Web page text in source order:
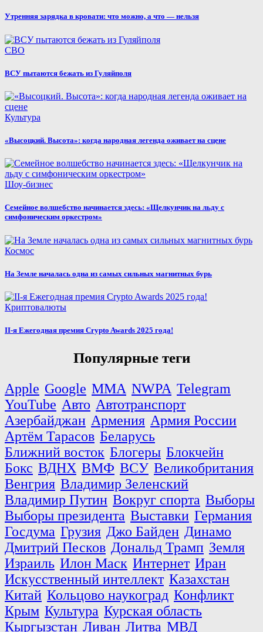
Утренняя зарядка в кровати: что можно, а что — нельзя
СВО
ВСУ пытаются бежать из Гуляйполя
Культура
«Высоцкий. Высота»: когда народная легенда оживает на сцене
Шоу-бизнес
Семейное волшебство начинается здесь: «Щелкунчик на льду с
симфоническим оркестром»
Космос
На Земле началась одна из самых сильных магнитных бурь
Криптовалюты
II-я Ежегодная премия Crypto Awards 2025 года!
Популярные теги
Apple Google MMA NWPA Telegram
YouTube Авто Автотранспорт
Азербайджан Армения Армия России
Артём Тарасов Беларусь
Ближний восток Блогеры Блокчейн
Бокс ВДНХ ВМФ ВСУ Великобритания
Венгрия Владимир Зеленский
Владимир Путин Вокруг спорта Выборы
Выборы президента Выставки Германия
Госдума Грузия Джо Байден Динамо
Дмитрий Песков Дональд Трамп Земля
Израиль Илон Маск Интернет Иран
Искусственный интеллект Казахстан
Китай Кольцово наукоград Конфликт
Крым Культура Курская область
Кыргызстан Ливан Литва МВД